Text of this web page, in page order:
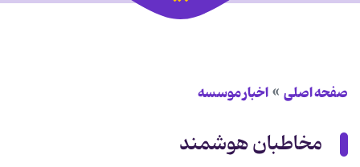
صفحه اصلی اخبار موسسه
مخاطبان هوشمند